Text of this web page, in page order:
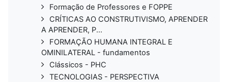
Formação de Professores e FOPPE
CRÍTICAS AO CONSTRUTIVISMO, APRENDER
A APRENDER, P...
FORMAÇÃO HUMANA INTEGRAL E
OMINILATERAL - fundamentos
Clássicos - PHC
TECNOLOGIAS - PERSPECTIVA